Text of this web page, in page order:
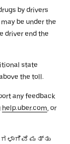
by drivers
be under the
driver end the
state
the toll.
any feedback
help.uber.com , or
ಮತ್ತು